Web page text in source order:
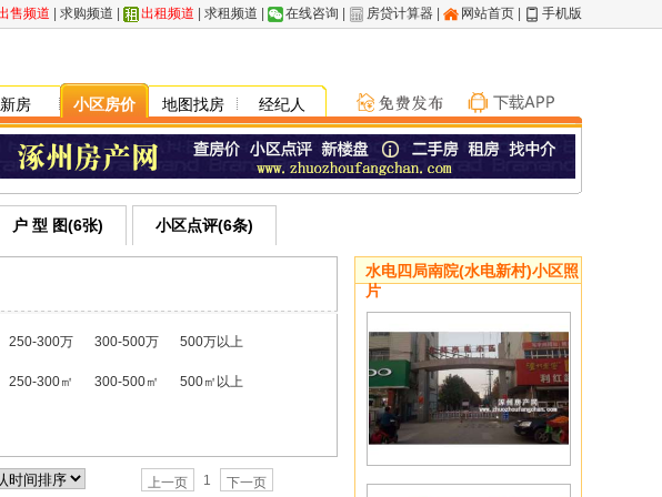
售频道 求购频道 出租频道 求租频道 在线咨询 房贷计算器 网站首页 手机版
新房 小区房价 地图找房 经纪人
户 型 图(6张) 小区点评(6条)
250-300万 300-500万 500万以上
250-300㎡ 300-500㎡ 500㎡以上
上一页 1 下一页
水电四局南院(水电新村)小区照
片